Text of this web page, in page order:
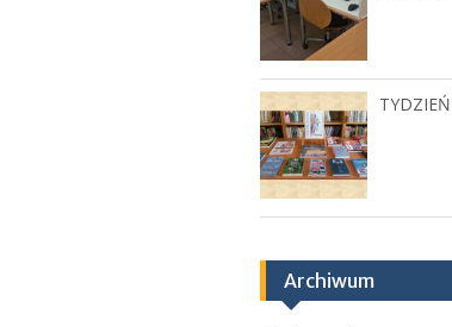
Archiwum